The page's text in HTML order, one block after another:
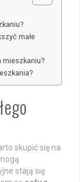
małe
mieszkaniu?
skupić się na
stają się